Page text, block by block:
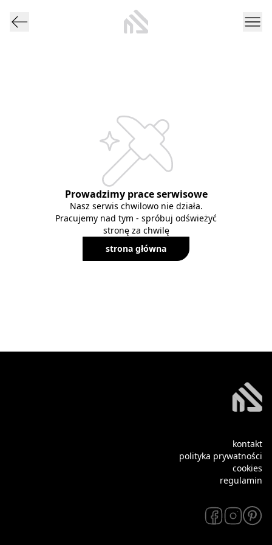
Prowadzimy prace serwisowe
Nasz serwis chwilowo nie działa.
Pracujemy nad tym - spróbuj odświeżyć
stronę za chwilę
strona główna
kontakt
polityka prywatności
cookies
regulamin